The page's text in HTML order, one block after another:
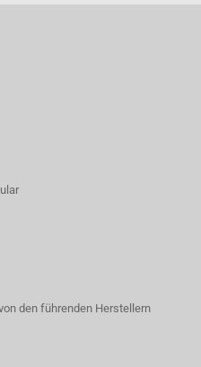
den führenden Herstellern